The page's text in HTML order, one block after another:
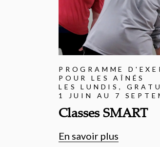
PROGRAMME
POUR LES AÎNÉS
LES LUNDIS,
1 JUIN AU 7
Classes SMART
En savoir plus